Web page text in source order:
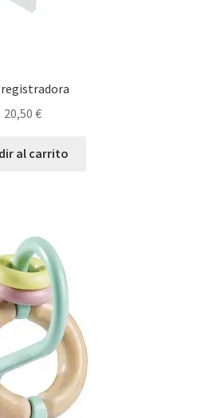
registradora
20,50 €
al carrito